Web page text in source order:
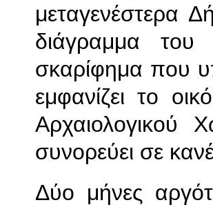
μεταγενέστερα
διάγραμμα του
σκαρίφημα που
εμφανίζει το
συνορεύει σε
Δύο μήνες